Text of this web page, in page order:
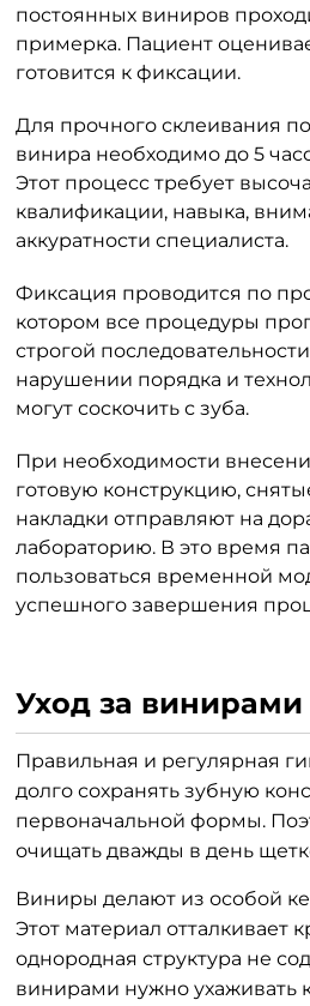
постоянных виниров
примерка. Пациент
готовится к фиксации.
Для прочного склеивания
винира необходимо до 5
Этот процесс требует
квалификации, навыка,
аккуратности специалиста.
Фиксация проводится по
котором все процедуры
строгой
нарушении порядка и
могут соскочить с зуба.
При необходимости
готовую конструкцию,
накладки отправляют на
лабораторию. В это время
пользоваться временной
успешного завершения
Уход за винирами
Правильная и регулярная
долго сохранять зубную
первоначальной формы.
очищать дважды в день
Виниры делают из особой
Этот материал отталкивает
однородная структура не
винирами нужно ухаживать